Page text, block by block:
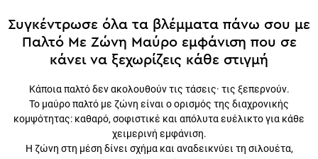
Συγκέντρωσε όλα τα βλέμματα πάνω σου με
Παλτό Με Ζώνη Μαύρο εμφάνιση που σε
κάνει να ξεχωρίζεις κάθε στιγμή
Κάποια παλτό δεν ακολουθούν τις τάσεις· τις ξεπερνούν.
Το μαύρο παλτό με ζώνη είναι ο ορισμός της διαχρονικής
κομψότητας: καθαρό, σοφιστικέ και απόλυτα ευέλικτο για κάθε
χειμερινή εμφάνιση.
Η ζώνη στη μέση δίνει σχήμα και αναδεικνύει τη σιλουέτα,